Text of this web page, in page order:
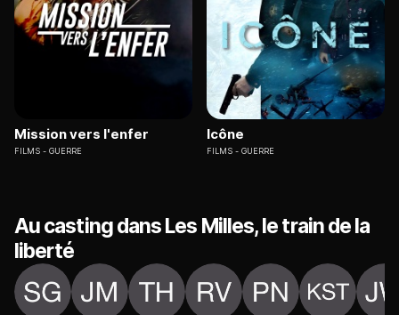
Mission vers l'enfer
FILMS GUERRE
Icône
FILMS GUERRE
Au casting dans Les Milles, le train de la
liberté